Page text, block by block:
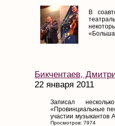
В
Бикчентаев,
22 января 2011
Записал
«Провинциальные
участии музыкантов
Просмотров: 7974